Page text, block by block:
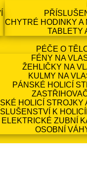
CHYTRÉ HODINKY A
TABLETY
PÉČE O
FÉNY NA
ŽEHLIČKY NA
KULMY NA
PÁNSKÉ HOLICÍ
HOLICÍ STROJKY
K
ELEKTRICKÉ ZUBNÍ
OSOBNÍ